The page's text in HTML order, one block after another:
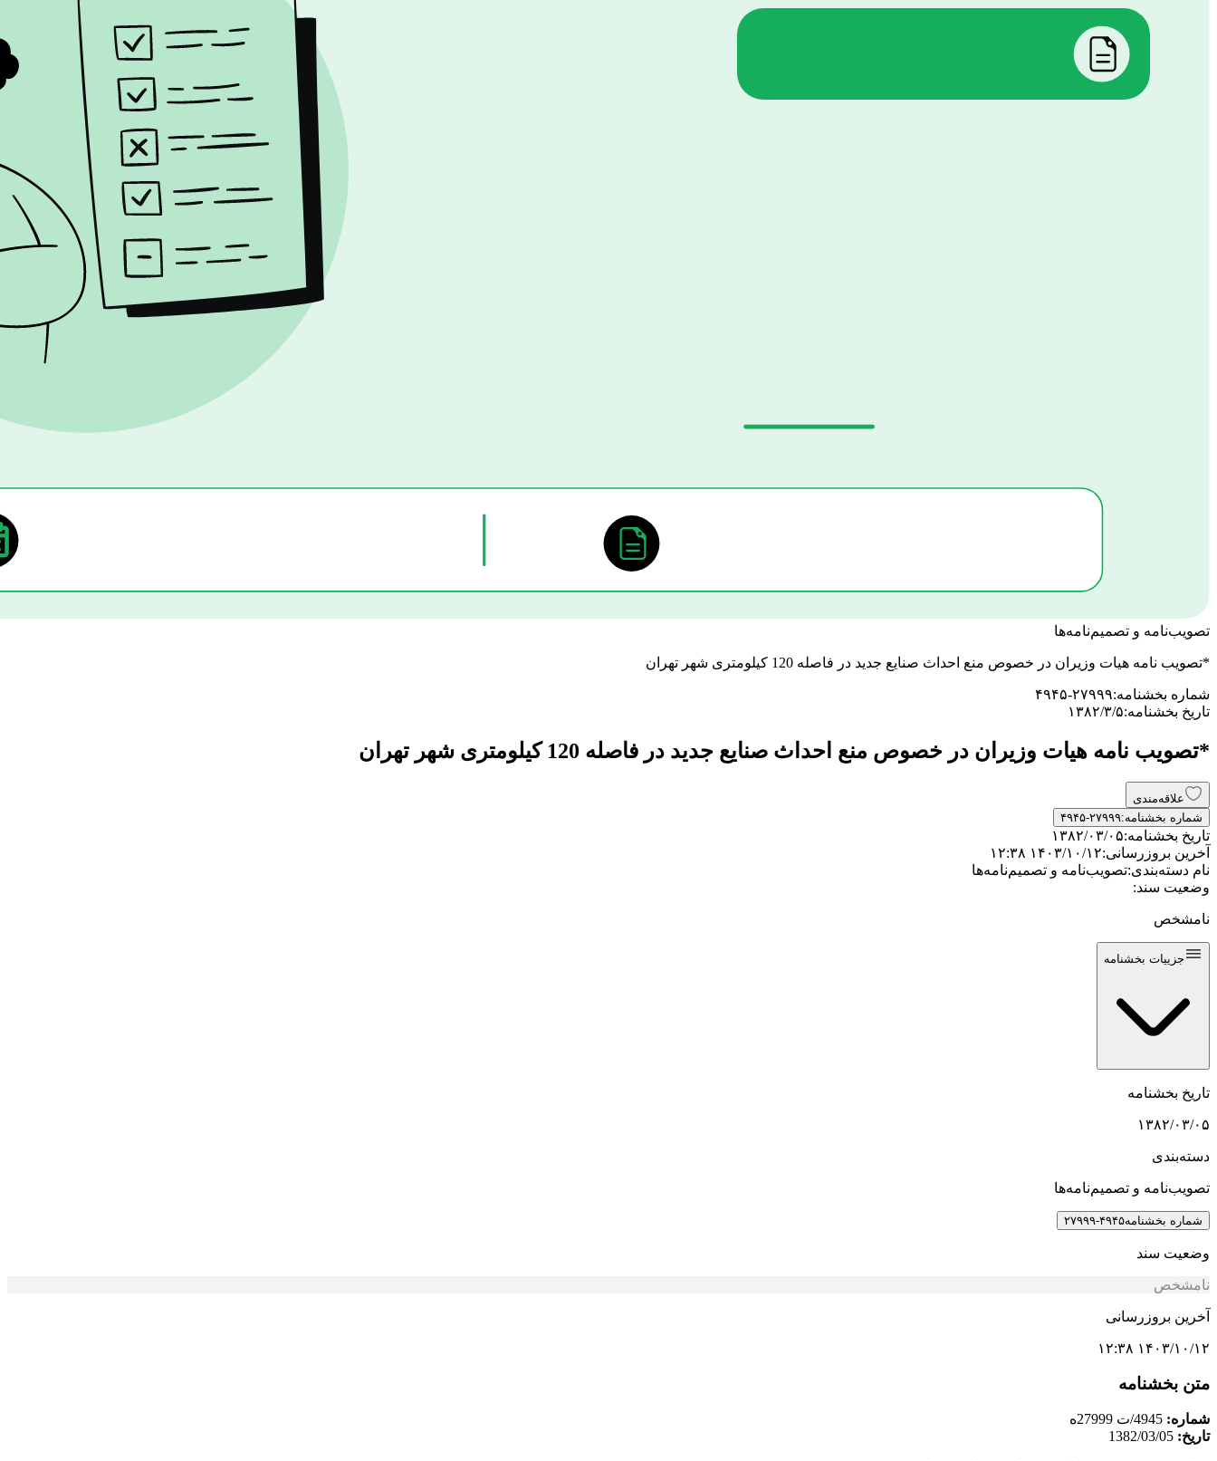
تصویب‌نامه و تصمیم‌نامه‌ها
*تصویب نامه هیات وزیران در خصوص منع احداث صنایع جدید در فاصله 120 کیلومتری شهر تهران
شماره بخشنامه:۴۹۴۵-۲۷۹۹۹
تاریخ بخشنامه:۱۳۸۲/۳/۵
*تصویب نامه هیات وزیران در خصوص منع احداث صنایع جدید در فاصله 120 کیلومتری شهر تهران
علاقه‌مندی
شماره بخشنامه:۴۹۴۵-۲۷۹۹۹
تاریخ بخشنامه:۱۳۸۲/۰۳/۰۵
آخرین بروزرسانی:۱۴۰۳/۱۰/۱۲ ۱۲:۳۸
نام دسته‌بندی:تصویب‌نامه و تصمیم‌نامه‌ها
وضعیت سند:
نامشخص
جزییات بخشنامه
تاریخ بخشنامه
۱۳۸۲/۰۳/۰۵
دسته‌بندی
تصویب‌نامه و تصمیم‌نامه‌ها
شماره بخشنامه۴۹۴۵-۲۷۹۹۹
وضعیت سند
نامشخص
آخرین بروزرسانی
۱۴۰۳/۱۰/۱۲ ۱۲:۳۸
متن بخشنامه
شماره:
تاریخ: 1382/03/05